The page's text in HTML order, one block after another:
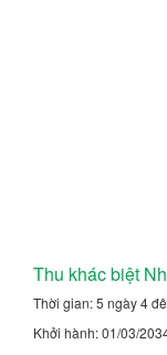
Thu khác biệt
Thời gian: 5 ngày 4
Khởi hành: 01/03/